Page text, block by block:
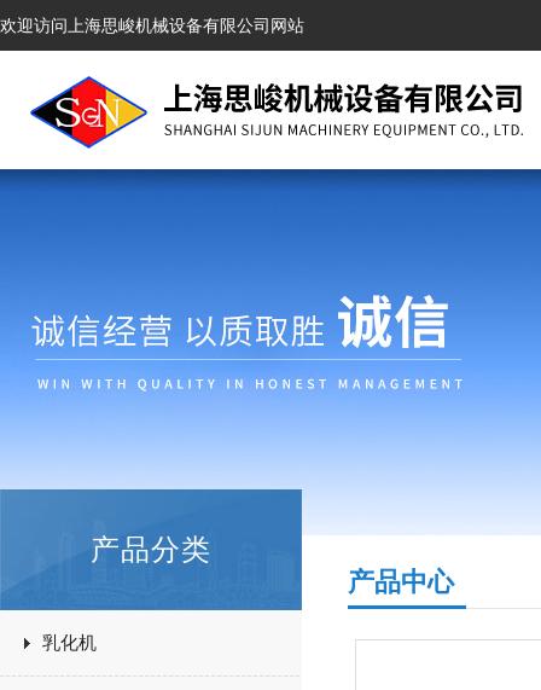
欢迎访问上海思峻机械设备有限公司网站
产品分类
乳化机
产品中心